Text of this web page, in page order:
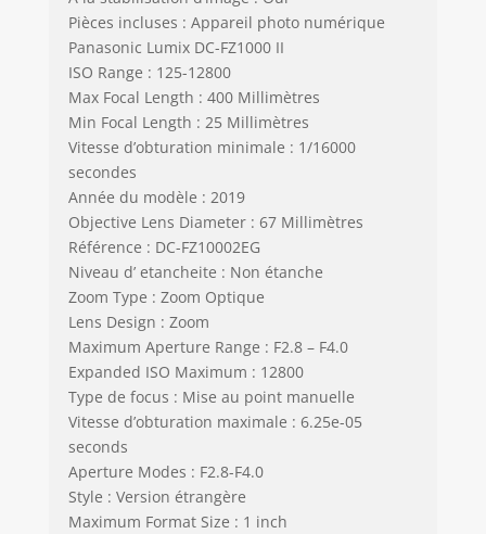
Pièces incluses : Appareil photo numérique
Panasonic Lumix DC-FZ1000 II
ISO Range : 125-12800
Max Focal Length : 400 Millimètres
Min Focal Length : 25 Millimètres
Vitesse d’obturation minimale : 1/16000
secondes
Année du modèle : 2019
Objective Lens Diameter : 67 Millimètres
Référence : DC-FZ10002EG
Niveau d’ etancheite : Non étanche
Zoom Type : Zoom Optique
Lens Design : Zoom
Maximum Aperture Range : F2.8 – F4.0
Expanded ISO Maximum : 12800
Type de focus : Mise au point manuelle
Vitesse d’obturation maximale : 6.25e-05
seconds
Aperture Modes : F2.8-F4.0
Style : Version étrangère
Maximum Format Size : 1 inch